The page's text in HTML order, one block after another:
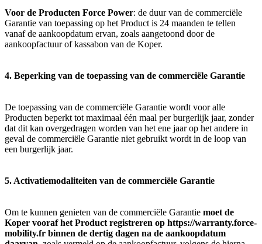
Voor de Producten Force Power: de duur van de commerciële
Garantie van toepassing op het Product is 24 maanden te tellen
vanaf de aankoopdatum ervan, zoals aangetoond door de
aankoopfactuur of kassabon van de Koper.
4. Beperking van de toepassing van de commerciële Garantie
De toepassing van de commerciële Garantie wordt voor alle
Producten beperkt tot maximaal één maal per burgerlijk jaar, zonder
dat dit kan overgedragen worden van het ene jaar op het andere in
geval de commerciële Garantie niet gebruikt wordt in de loop van
een burgerlijk jaar.
5. Activatiemodaliteiten van de commerciële Garantie
Om te kunnen genieten van de commerciële Garantie moet de
Koper vooraf het Product registreren op https://warranty.force-
mobility.fr binnen de dertig dagen na de aankoopdatum